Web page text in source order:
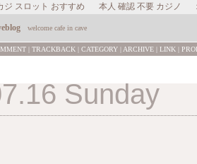
ジ スロット おすすめ 本人 確認 不要 カジノ
welcome cafe in cave
| TRACKBACK | CATEGORY| ARCHIVE| LINK |
Sunday